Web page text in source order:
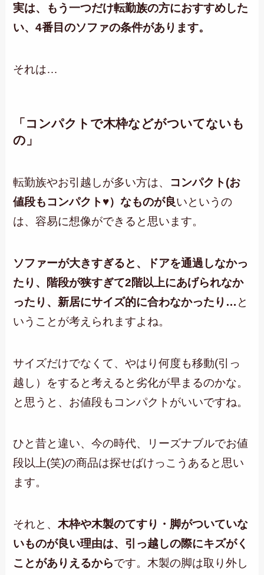
実は、もう一つだけ転勤族の方におすすめした
い、4番目のソファの条件があります。
それは…
「コンパクトで木枠などがついてないも
の」
転勤族やお引越しが多い方は、 コンパクト(お
値段もコンパクト♥）なものが良いというの
は、容易に想像ができると思います。
ソファーが大きすぎると、ドアを通過しなかっ
たり、階段が狭すぎて2階以上にあげられなか
ったり、新居にサイズ的に合わなかったり… と
いうことが考えられますよね。
サイズだけでなくて、やはり何度も移動(引っ
越し）をすると考えると劣化が早まるのかな。
と思うと、お値段もコンパクトがいいですね。
ひと昔と違い、今の時代、リーズナブルでお値
段以上(笑)の商品は探せばけっこうあると思い
ます。
それと、木枠や木製のてすり・脚がついていな
いものが良い理由は、引っ越しの際にキズがく
ことがありえるからです。木製の脚は取り外し